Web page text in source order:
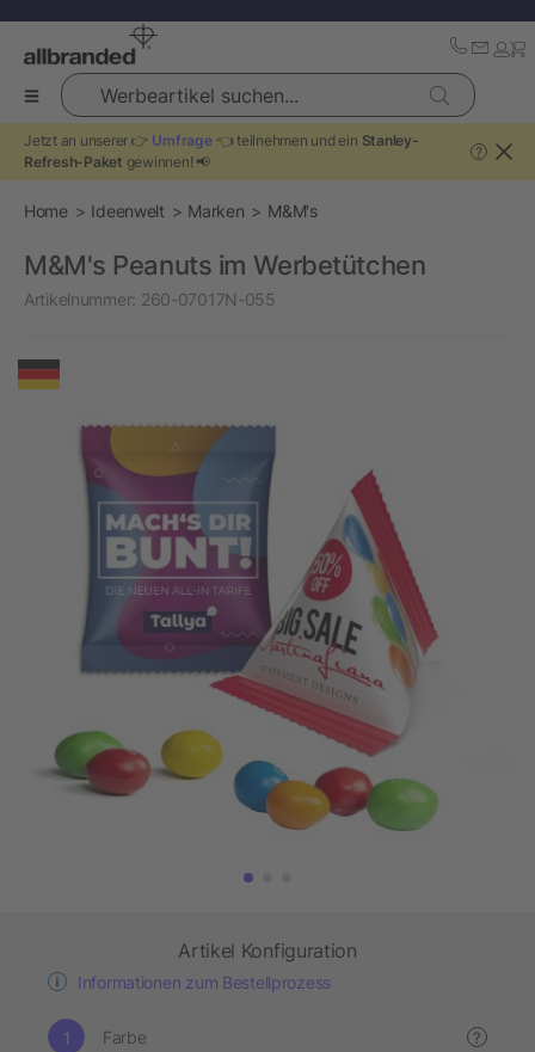
Werbeartikel suchen...
Jetzt an unserer 👉 Umfrage👈 teilnehmen und ein Stanley-
Refresh-Paket gewinnen! 📢
?
Home Ideenwelt Marken M&M's
M&M's Peanuts im Werbetütchen
Artikelnummer: 260-07017N-055
Artikel Konfiguration
Informationen zum Bestellprozess
Farbe ?